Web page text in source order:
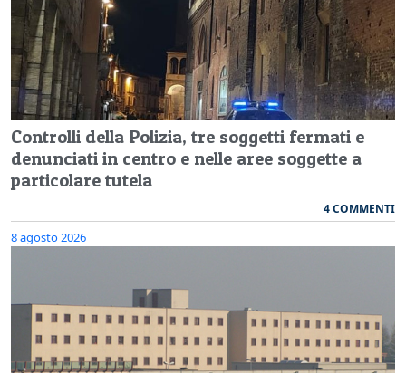
Controlli della Polizia, tre soggetti fermati e
denunciati in centro e nelle aree soggette a
particolare tutela
4 COMMENTI
8 agosto 2026